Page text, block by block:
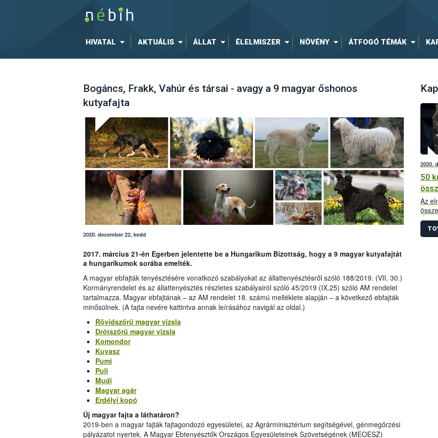
HIVATAL AKTUÁLIS ÁLLAT ÉLELMISZER NÖVÉNY ÁTFOGÓ TÉMÁK
Bogáncs, Frakk, Vahúr és társai - avagy a 9 magyar őshonos
kutyafajta
2020. december 22, kedd
2017. március 21-én Egerben jelentette be a Hungarikum Bizottság, hogy a 9 magyar kutyafajtát
a hungarikumok sorába emelték.
A magyar ebfajták tenyésztésére vonatkozó szabályokat az állattenyésztésről szóló 188/2019. (VII. 30.)
Kormányrendelet és az állattenyésztés részletes szabályairól szóló 45/2019 (IX.25) szóló AM rendelet
tartalmazza. Magyar ebfajtának – az AM rendelet 18. számú melléklete alapján – a következő ebfajták
minősülnek. (A fajta nevére kattintva annak leírásához navigál az oldal.)
Rövidszőrű magyar vizsla
Drótszőrű magyar vizsla
Komondor
Kuvasz
Pumi
Puli
Mudi
Magyar agár
Erdélyi kopó
Új magyar fajta a láthatáron?
2019-ben a magyar fajták fajtagondozó egyesületei, az Agrárminisztérium segítségével, génmegőrzési
pályázatot nyertek. A Magyar Ebtenyésztők Országos Egyesületeinek Szövetségének (MEOESZ)
2020.
50
Az
(KR